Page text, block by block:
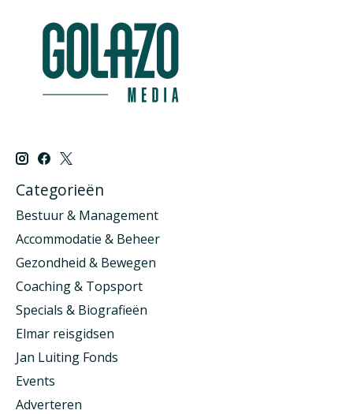
Categorieën
Bestuur & Management
Accommodatie & Beheer
Gezondheid & Bewegen
Coaching & Topsport
Specials & Biografieën
Elmar reisgidsen
Jan Luiting Fonds
Events
Adverteren